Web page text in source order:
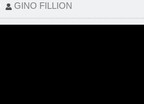
GINO FILLION